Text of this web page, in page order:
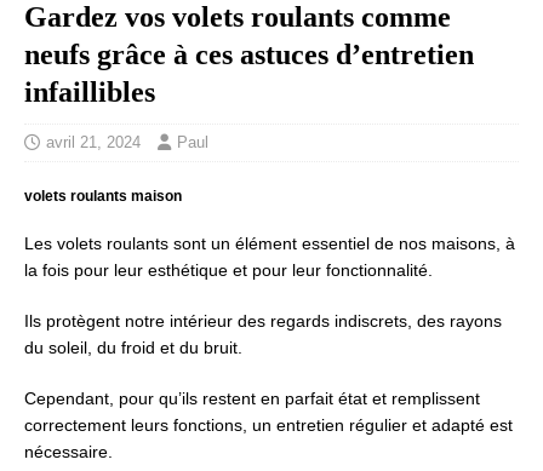
Gardez vos volets roulants comme
neufs grâce à ces astuces d’entretien
infaillibles
avril 21, 2024 Paul
volets roulants maison
Les volets roulants sont un élément essentiel de nos maisons, à
la fois pour leur esthétique et pour leur fonctionnalité.
Ils protègent notre intérieur des regards indiscrets, des rayons
du soleil, du froid et du bruit.
Cependant, pour qu’ils restent en parfait état et remplissent
correctement leurs fonctions, un entretien régulier et adapté est
nécessaire.